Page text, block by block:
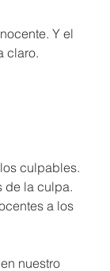
Y el
claro.
culpables.
de la culpa.
a los
nuestro